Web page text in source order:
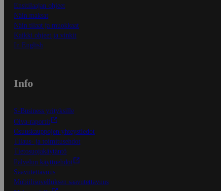
Ensitilaajan ohjeet
Näin maksat
Näin tilaat ja muokkaat
Kaikki ohjeet ja vinkit
In English
Info
S-Business yrityksille
Oiva-raportit
Osuuskauppojen yhteystiedot
Tilaus- ja toimitusehdot
Tietosuojakäytäntö
Palvelun käyttöehdot
Saavutettavuus
Mobiilisovelluksen saavutettavuus